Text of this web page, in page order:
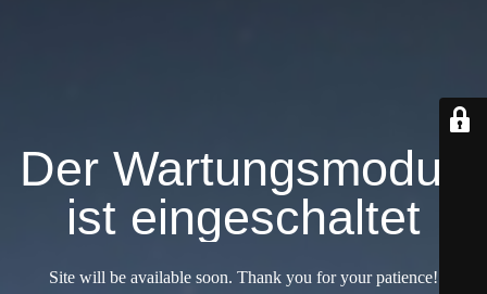
Der Wartungsmodus
ist eingeschaltet
Site will be available soon. Thank you for your patience!